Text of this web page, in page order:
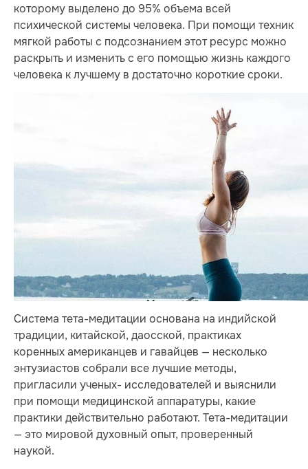
которому выделено до 95% объема всей
психической системы человека. При помощи техник
мягкой работы с подсознанием этот ресурс можно
раскрыть и изменить с его помощью жизнь каждого
человека к лучшему в достаточно короткие сроки.
Система тета-медитации основана на индийской
традиции, китайской, даосской, практиках
коренных американцев и гавайцев — несколько
энтузиастов собрали все лучшие методы,
пригласили ученых- исследователей и выяснили
при помощи медицинской аппаратуры, какие
практики действительно работают. Тета-медитации
— это мировой духовный опыт, проверенный
наукой.